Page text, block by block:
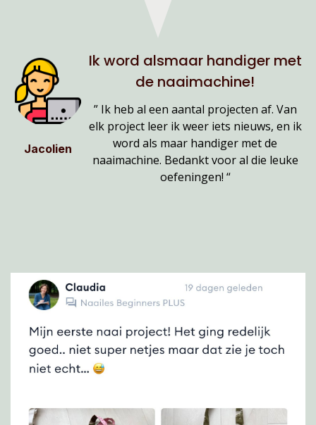
Jacolien
Ik word alsmaar handiger met
de naaimachine!
” Ik heb al een aantal projecten af. Van
elk project leer ik weer iets nieuws, en ik
word als maar handiger met de
naaimachine. Bedankt voor al die leuke
oefeningen! “